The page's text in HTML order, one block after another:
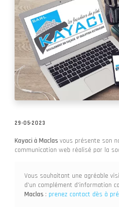
29-05-2023
Kayaci à Maclas vous présente son
communication web réalisé par la
Vous souhaitant une agréable
d'un complément d'information
Maclas : prenez contact dès à